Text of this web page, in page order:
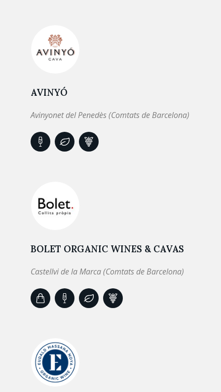
AVINYÓ
Avinyonet del Penedès (Comtats de Barcelona)
BOLET ORGANIC WINES & CAVAS
Castellvi de la Marca (Comtats de Barcelona)